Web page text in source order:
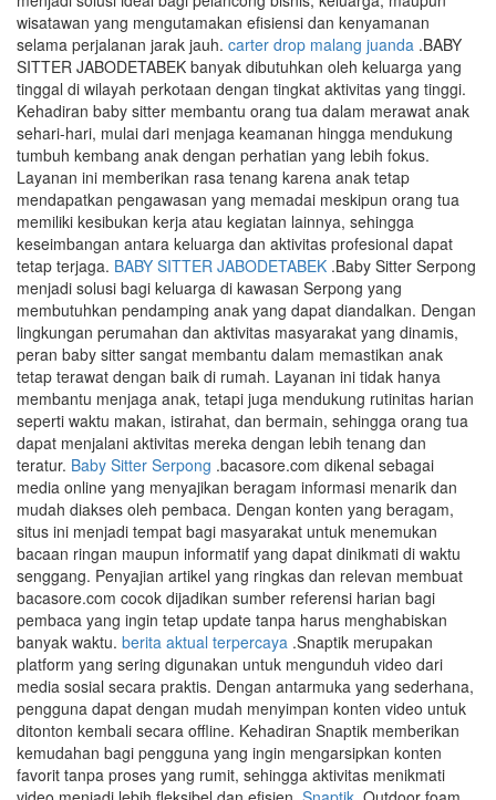
wisatawan yang mengutamakan efisiensi dan kenyamanan
selama perjalanan jarak jauh. carter drop malang juanda .BABY
SITTER JABODETABEK banyak dibutuhkan oleh keluarga yang
tinggal di wilayah perkotaan dengan tingkat aktivitas yang tinggi.
Kehadiran baby sitter membantu orang tua dalam merawat anak
sehari-hari, mulai dari menjaga keamanan hingga mendukung
tumbuh kembang anak dengan perhatian yang lebih fokus.
Layanan ini memberikan rasa tenang karena anak tetap
mendapatkan pengawasan yang memadai meskipun orang tua
memiliki kesibukan kerja atau kegiatan lainnya, sehingga
keseimbangan antara keluarga dan aktivitas profesional dapat
tetap terjaga. BABY SITTER JABODETABEK .Baby Sitter Serpong
menjadi solusi bagi keluarga di kawasan Serpong yang
membutuhkan pendamping anak yang dapat diandalkan. Dengan
lingkungan perumahan dan aktivitas masyarakat yang dinamis,
peran baby sitter sangat membantu dalam memastikan anak
tetap terawat dengan baik di rumah. Layanan ini tidak hanya
membantu menjaga anak, tetapi juga mendukung rutinitas harian
seperti waktu makan, istirahat, dan bermain, sehingga orang tua
dapat menjalani aktivitas mereka dengan lebih tenang dan
teratur. Baby Sitter Serpong .bacasore.com dikenal sebagai
media online yang menyajikan beragam informasi menarik dan
mudah diakses oleh pembaca. Dengan konten yang beragam,
situs ini menjadi tempat bagi masyarakat untuk menemukan
bacaan ringan maupun informatif yang dapat dinikmati di waktu
senggang. Penyajian artikel yang ringkas dan relevan membuat
bacasore.com cocok dijadikan sumber referensi harian bagi
pembaca yang ingin tetap update tanpa harus menghabiskan
banyak waktu. berita aktual terpercaya .Snaptik merupakan
platform yang sering digunakan untuk mengunduh video dari
media sosial secara praktis. Dengan antarmuka yang sederhana,
pengguna dapat dengan mudah menyimpan konten video untuk
ditonton kembali secara offline. Kehadiran Snaptik memberikan
kemudahan bagi pengguna yang ingin mengarsipkan konten
favorit tanpa proses yang rumit, sehingga aktivitas menikmati